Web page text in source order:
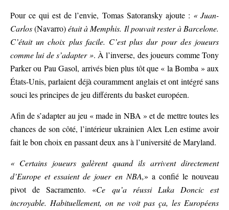
Pour ce qui est de l’envie, Tomas Satoransky ajoute : « Juan-
Carlos(Navarro)était à Memphis. Il pouvait rester à Barcelone.
C’était un choix plus facile. C’est plus dur pour des joueurs
comme lui de s’adapter ». À l’inverse, des joueurs comme Tony
Parker ou Pau Gasol, arrivés bien plus tôt que « la Bomba » aux
États-Unis, parlaient déjà couramment anglais et ont intégré sans
souci les principes de jeu différents du basket européen.
Afin de s’adapter au jeu « made in NBA » et de mettre toutes les
chances de son côté, l’intérieur ukrainien Alex Len estime avoir
fait le bon choix en passant deux ans à l’université de Maryland.
« Certains joueurs galèrent quand ils arrivent directement
d’Europe et essaient de jouer en NBA,» a confié le nouveau
pivot de Sacramento. «Ce qu’a réussi Luka Doncic est
incroyable. Habituellement, on ne voit pas ça, les Européens